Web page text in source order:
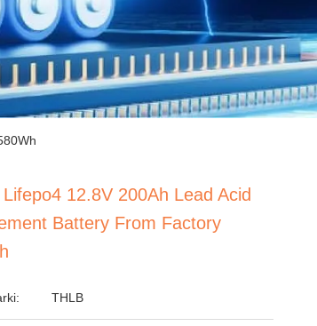
12.8V 200Ah Lead Acid
Battery From Factory
THLB